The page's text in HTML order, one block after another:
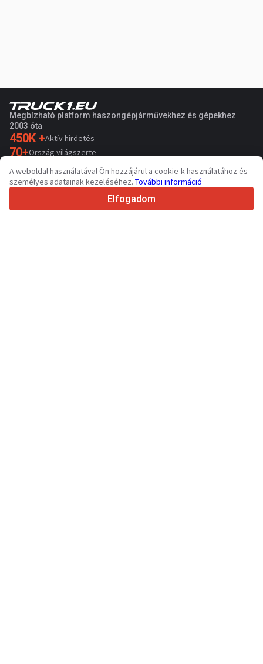
Megbízható platform haszongépjárművekhez és gépekhez
2003 óta
450K +Aktív hirdetés
70+Ország világszerte
36 Támogatott nyelv
4.7/5
A weboldal használatával Ön hozzájárul a cookie-k használatához és
személyes adatainak kezeléséhez. További információ
Elfogadom